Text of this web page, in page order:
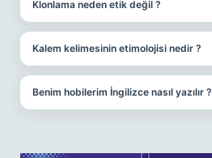
Klonlama neden etik değil ?
Kalem kelimesinin etimolojisi nedir ?
Benim hobilerim İngilizce nasıl yazılır ?